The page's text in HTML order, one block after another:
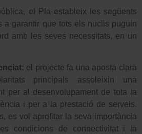
el Pla estableix les següents
a garantir que tots els nuclis puguin
amb les seves necessitats, en un
el projecte fa una aposta clara
principals assoleixin una
per al desenvolupament de tota la
i per a la prestació de serveis.
es vol aprofitar la seva importància
condicions de connectivitat i la